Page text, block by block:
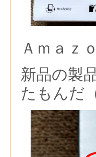
Ａｍａｚ
新品の製
たもんだ